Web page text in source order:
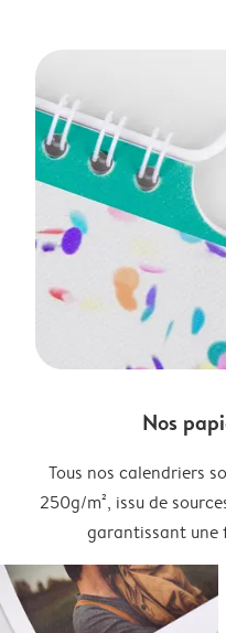
Nos
Tous nos calendriers
250g/m², issu de
garantissant une